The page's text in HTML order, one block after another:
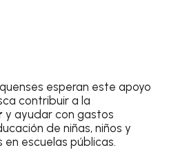
esperan este apoyo
contribuir a la
y ayudar con gastos
de niñas, niños y
escuelas públicas.